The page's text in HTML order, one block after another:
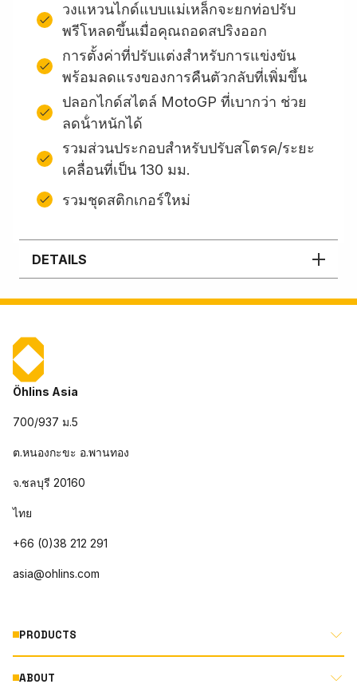
วงแหวนไกด์แบบแม่เหล็กจะยกท่อปรับ
พรีโหลดขึ้นเมื่อคุณถอดสปริงออก
การตั้งค่าที่ปรับแต่งสำหรับการแข่งขัน
พร้อมลดแรงของการคืนตัวกลับที่เพิ่มขึ้น
ปลอกไกด์สไตล์ MotoGP ที่เบากว่า ช่วย
ลดน้ําหนักได้
รวมส่วนประกอบสําหรับปรับสโตรค/ระยะ
เคลื่อนที่เป็น 130 มม.
รวมชุดสติกเกอร์ใหม่
DETAILS
Öhlins Asia
700/937 ม.5
ต.หนองกะขะ อ.พานทอง
จ.ชลบุรี 20160
ไทย
+66 (0)38 212 291
asia@ohlins.com
PRODUCTS
MOTORCYCLE
ABOUT